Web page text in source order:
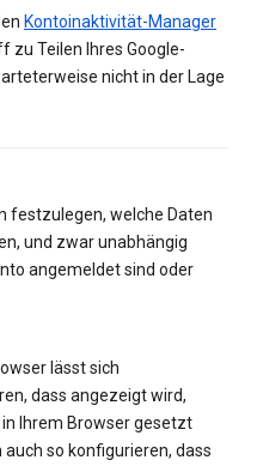
Kontoinaktivität-Manager
zu Teilen Ihres Google-
nicht in der Lage
festzulegen, welche Daten
und zwar unabhängig
angemeldet sind oder
lässt sich
dass angezeigt wird,
in Ihrem Browser gesetzt
so konfigurieren, dass